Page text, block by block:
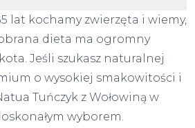
lat kochamy zwierzęta i wiemy,
dieta ma ogromny
Jeśli szukasz naturalnej
o wysokiej smakowitości i
Tuńczyk z Wołowiną w
wyborem.